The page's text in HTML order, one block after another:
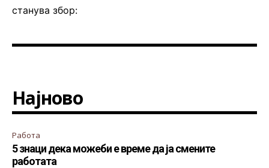
станува збор:
Најново
Работа
5 знаци дека можеби е време да ја смените
работата